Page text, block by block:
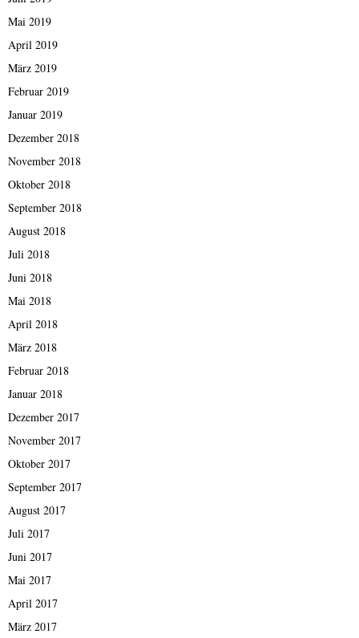
Mai 2019
April 2019
März 2019
Februar 2019
Januar 2019
Dezember 2018
November 2018
Oktober 2018
September 2018
August 2018
Juli 2018
Juni 2018
Mai 2018
April 2018
März 2018
Februar 2018
Januar 2018
Dezember 2017
November 2017
Oktober 2017
September 2017
August 2017
Juli 2017
Juni 2017
Mai 2017
April 2017
März 2017